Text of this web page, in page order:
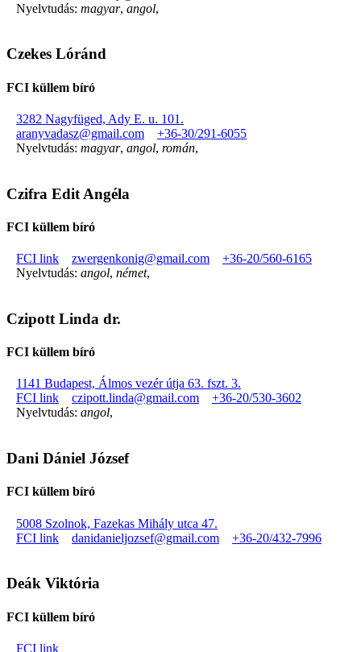
Nyelvtudás: magyar, angol,
Czekes Lóránd
FCI küllem bíró
3282 Nagyfüged, Ady E. u. 101.
aranyvadasz@gmail.com
+36-30/291-6055
Nyelvtudás: magyar, angol, román,
Czifra Edit Angéla
FCI küllem bíró
FCI link zwergenkonig@gmail.com
+36-20/560-6165
Nyelvtudás: angol, német,
Czipott Linda dr.
FCI küllem bíró
1141 Budapest, Álmos vezér útja 63. fszt. 3.
FCI link
czipott.linda@gmail.com
+36-20/530-3602
Nyelvtudás: angol,
Dani Dániel József
FCI küllem bíró
5008 Szolnok, Fazekas Mihály utca 47.
FCI link
danidanieljozsef@gmail.com +36-20/432-7996
Deák Viktória
FCI küllem bíró
FCI link